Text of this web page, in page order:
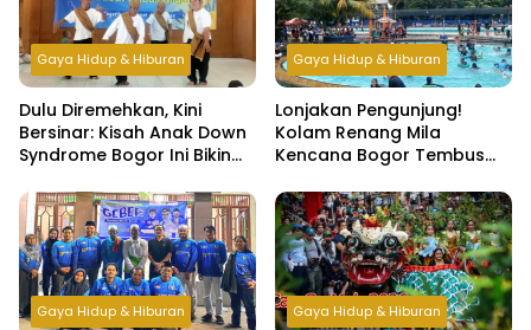
Gaya Hidup & Hiburan
Dulu Diremehkan, Kini
Bersinar: Kisah Anak Down
Syndrome Bogor Ini Bikin
Gaya Hidup & Hiburan
Lonjakan Pengunjung!
Kolam Renang Mila
Kencana Bogor Tembus
Lebaran
Gaya Hidup & Hiburan Gaya Hidup & Hiburan